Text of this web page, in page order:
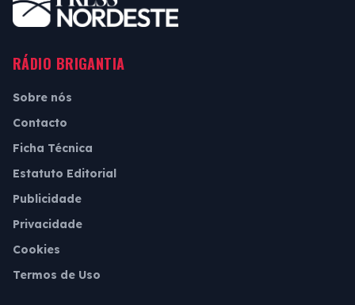
RÁDIO BRIGANTIA
Sobre nós
Contacto
Ficha Técnica
Estatuto Editorial
Publicidade
Privacidade
Cookies
Termos de Uso